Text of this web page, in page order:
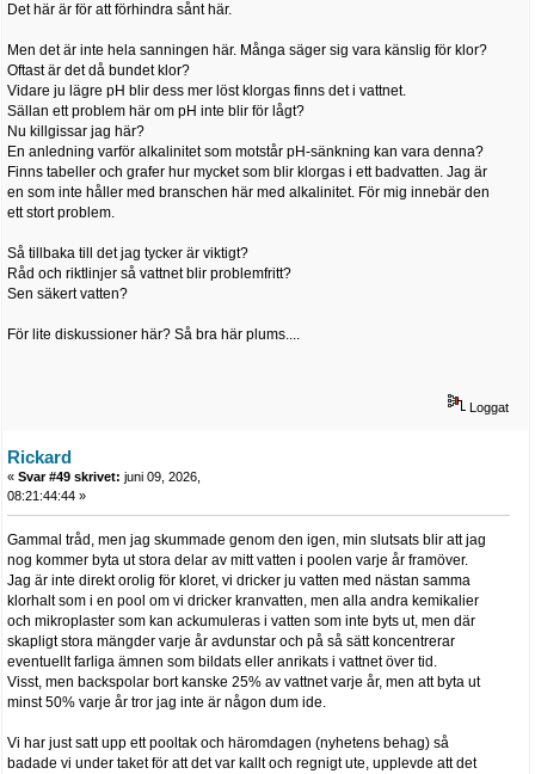
Det här är för att förhindra sånt här.
Men det är inte hela sanningen här. Många säger sig vara känslig för klor?
Oftast är det då bundet klor?
Vidare ju lägre pH blir dess mer löst klorgas finns det i vattnet.
Sällan ett problem här om pH inte blir för lågt?
Nu killgissar jag här?
En anledning varför alkalinitet som motstår pH-sänkning kan vara denna?
Finns tabeller och grafer hur mycket som blir klorgas i ett badvatten. Jag är
en som inte håller med branschen här med alkalinitet. För mig innebär den
ett stort problem.
Så tillbaka till det jag tycker är viktigt?
Råd och riktlinjer så vattnet blir problemfritt?
Sen säkert vatten?
För lite diskussioner här? Så bra här plums....
Loggat
Rickard
« Svar #49 skrivet: juni 09, 2026,
08:21:44:44 »
Gammal tråd, men jag skummade genom den igen, min slutsats blir att jag
nog kommer byta ut stora delar av mitt vatten i poolen varje år framöver.
Jag är inte direkt orolig för kloret, vi dricker ju vatten med nästan samma
klorhalt som i en pool om vi dricker kranvatten, men alla andra kemikalier
och mikroplaster som kan ackumuleras i vatten som inte byts ut, men där
skapligt stora mängder varje år avdunstar och på så sätt koncentrerar
eventuellt farliga ämnen som bildats eller anrikats i vattnet över tid.
Visst, men backspolar bort kanske 25% av vattnet varje år, men att byta ut
minst 50% varje år tror jag inte är någon dum ide.
Vi har just satt upp ett pooltak och häromdagen (nyhetens behag) så
badade vi under taket för att det var kallt och regnigt ute, upplevde att det